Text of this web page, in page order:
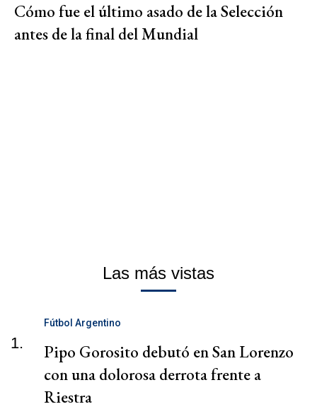
Cómo fue el último asado de la Selección
antes de la final del Mundial
Las más vistas
1.
Fútbol Argentino
Pipo Gorosito debutó en San Lorenzo
con una dolorosa derrota frente a
Riestra